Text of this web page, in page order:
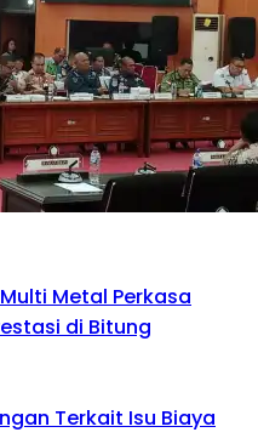
Metal Perkasa
di Bitung
Terkait Isu Biaya